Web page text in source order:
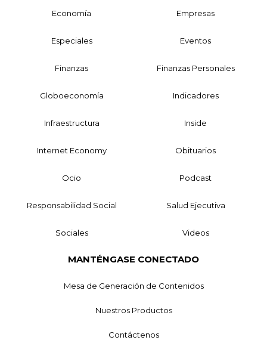
Economía Empresas
Especiales Eventos
Finanzas Finanzas Personales
Globoeconomía Indicadores
Infraestructura Inside
Internet Economy Obituarios
Ocio Podcast
Responsabilidad Social Salud Ejecutiva
Sociales Videos
MANTÉNGASE CONECTADO
Mesa de Generación de Contenidos
Nuestros Productos
Contáctenos